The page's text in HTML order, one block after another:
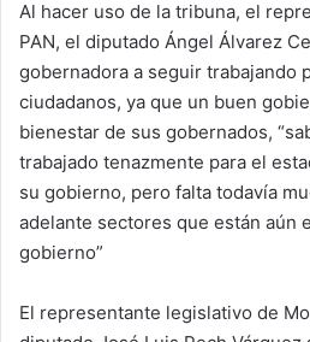
Al hacer uso de la tribuna, el
PAN, el diputado Ángel Álvarez
gobernadora a seguir trabajando
ciudadanos, ya que un buen
bienestar de sus gobernados,
trabajado tenazmente para el
su gobierno, pero falta todavía
adelante sectores que están aún
gobierno”
El representante legislativo de